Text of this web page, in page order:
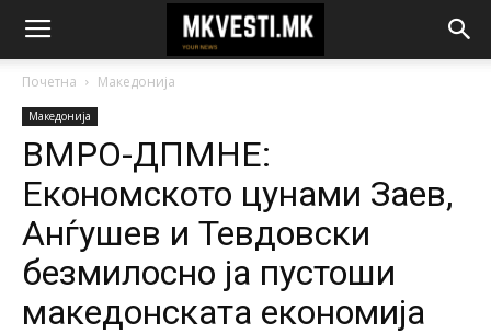
Почетна Македонија
Македонија
ВМРО-ДПМНЕ:
Економското цунами Заев,
Анѓушев и Тевдовски
безмилосно ја пустоши
македонската економија